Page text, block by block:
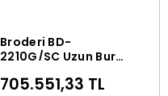
Sepete Ekle
Broderi BD-
2210G/SC Uzun Burun
705.551,33 TL